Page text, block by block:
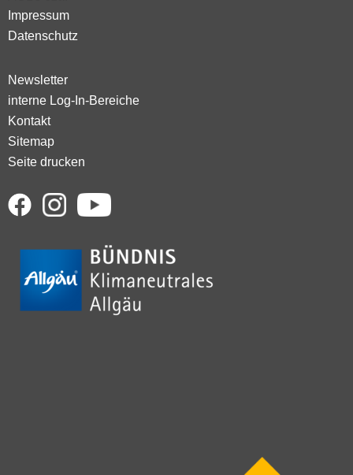
Impressum
Datenschutz
Newsletter
interne Log-In-Bereiche
Kontakt
Sitemap
Seite drucken